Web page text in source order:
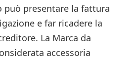
può presentare la fattura
e far ricadere la
La Marca da
accessoria